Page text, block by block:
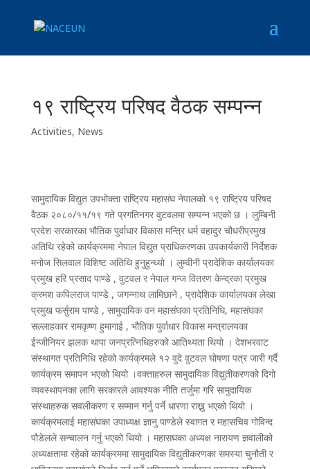
१९ राष्ट्रिय परिषद वैठक सम्पन्न
Activities, News
सामुदायिक विद्युत उपभोक्ता राष्ट्रिय महासंघ नेपालको १९ राष्ट्रिय परिषद
वैठक २०८०/११/१९ गते प्रगतिनगर वुटवलमा सम्पन्न भएको छ । लुम्बिनी
प्रदेश सरकारका भौतिक पुर्वाधार विकास मन्त्रि धर्म वहादुर चौधरीप्रमुख
अतिथि रहेको कार्यक्रममा नेपाल विद्युत प्राधिकरणका उपकार्यकारी निर्देशक
मनोज सिलवाल विशिष्ट अतिथि हुनुहुन्थ्यो । लुम्वीनी प्रादेशिक कार्यालयका
प्रमुख हरि प्रसाद पाण्डे , वुटवल र नेपाल गन्ज वितरण केन्द्रका प्रमुख
क्रमश कपिलराज पाण्डे , जगन्नाथ लामिछाने , प्रादेशिक कार्यालयका लेखा
प्रमुख फर्सुराम पाण्डे , सामुदायिक वन महासंघका प्रतिनिधि, महासंघका
सल्लाहकार रामकृष्ण हुमागाई , भौतिक पुर्वाधार विकास मन्त्रालयका
ईन्जीनियर झलक थापा जनप्रत्निधिहरुको आतिथ्यता थियो । देशभरवाट
संस्थागत प्रतिनिधि रहेको कार्यक्रमले १२ वुदे वुटवल घोषणा पत्र जारी गर्दै
कार्यक्रम समापन भएको थियो ।वक्ताहरुल सामुदायिक विद्युतीकरणको दिगो
व्यवस्थापनका लागि सरकारले आवश्यक नीति तर्जुमा गरि सामुदायिक
संस्थाहरुक सवलीकरण र सम्मान गर्नु पर्ने धारणा राख्नु भएको थियो ।
कार्यक्रमलाई महासंघका उपाध्यक्ष ज्ञानु पाण्डेले स्वागत र महासचिव गोविन्द
पौडेलले सन्चालन गर्नु भएको थियो । महासघका अध्यक्ष नारायण ज्ञवालीको
अध्यक्षतामा रहेको कार्यक्रममा सामुदायिक विद्युतीकरणका समस्या चुनौती र